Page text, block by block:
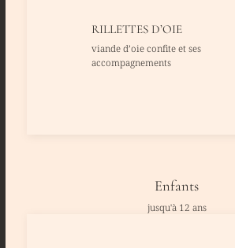
RILLETTES D’OIE
viande d’oie confite et ses
accompagnements
Enfants
jusqu'à 12 ans